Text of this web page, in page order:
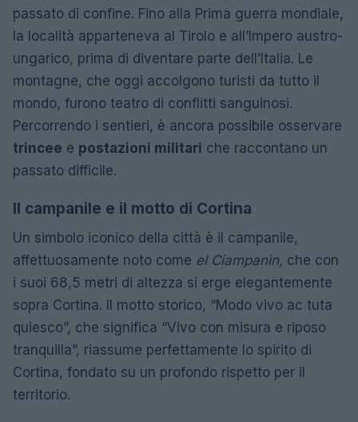
passato di confine. Fino alla Prima guerra mondiale,
la località apparteneva al Tirolo e all’Impero austro-
ungarico, prima di diventare parte dell’Italia. Le
montagne, che oggi accolgono turisti da tutto il
mondo, furono teatro di conflitti sanguinosi.
Percorrendo i sentieri, è ancora possibile osservare
trincee e postazioni militari che raccontano un
passato difficile.
Il campanile e il motto di Cortina
Un simbolo iconico della città è il campanile,
affettuosamente noto come el Ciampanìn, che con
i suoi 68,5 metri di altezza si erge elegantemente
sopra Cortina. Il motto storico, “Modo vivo ac tuta
quiesco”, che significa “Vivo con misura e riposo
tranquilla”, riassume perfettamente lo spirito di
Cortina, fondato su un profondo rispetto per il
territorio.